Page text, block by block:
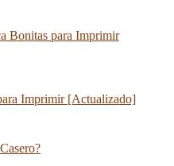
Bonitas para Imprimir
Imprimir [Actualizado]